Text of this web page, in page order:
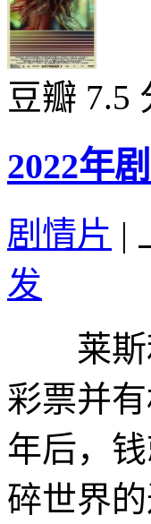
豆瓣 7.5
2022年
剧情片 |
发
莱斯利
彩票并
年后，
碎世界